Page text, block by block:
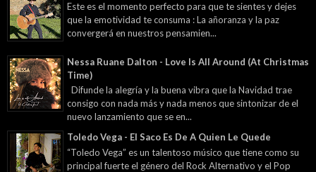
Este es el momento perfecto para que te sientes y dejes
que la emotividad te consuma : La añoranza y la paz
convergerá en nuestros pensamien...
Nessa Ruane Dalton - Love Is All Around (At Christmas
Time)
Difunde la alegría y la buena vibra que la Navidad trae
consigo con nada más y nada menos que sintonizar de el
nuevo lanzamiento que se en...
Toledo Vega - El Saco Es De A Quien Le Quede
“Toledo Vega” es un talentoso músico que tiene como su
principal fuerte el género del Rock Alternativo y el Pop